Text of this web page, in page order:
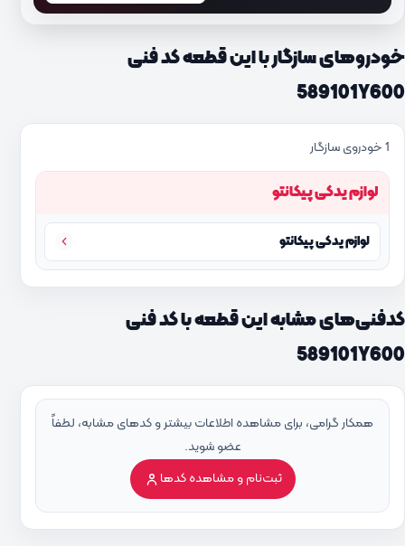
خودروهای سازگار با این قطعه کد فنی
589101Y600
1 خودروی سازگار
لوازم یدکی پیکانتو
لوازم یدکی پیکانتو
کدفنی‌های مشابه این قطعه با کد فنی
589101Y600
همکار گرامی، برای مشاهده اطلاعات بیشتر و کدهای مشابه، لطفاً
عضو شوید.
ثبت‌نام و مشاهده کدها